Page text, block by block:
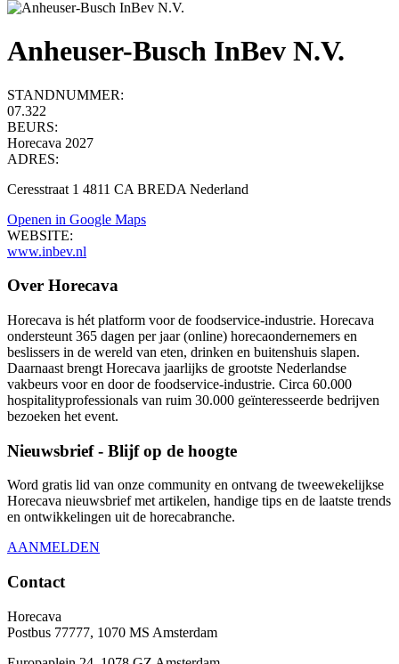
Anheuser-Busch InBev N.V.
STANDNUMMER:
07.322
BEURS:
Horecava 2027
ADRES:
Ceresstraat 1 4811 CA BREDA Nederland
Openen in Google Maps
WEBSITE:
www.inbev.nl
Over Horecava
Horecava is hét platform voor de foodservice-industrie. Horecava
ondersteunt 365 dagen per jaar (online) horecaondernemers en
beslissers in de wereld van eten, drinken en buitenshuis slapen.
Daarnaast brengt Horecava jaarlijks de grootste Nederlandse
vakbeurs voor en door de foodservice-industrie. Circa 60.000
hospitalityprofessionals van ruim 30.000 geïnteresseerde bedrijven
bezoeken het event.
Nieuwsbrief - Blijf op de hoogte
Word gratis lid van onze community en ontvang de tweewekelijkse
Horecava nieuwsbrief met artikelen, handige tips en de laatste trends
en ontwikkelingen uit de horecabranche.
AANMELDEN
Contact
Horecava
Postbus 77777, 1070 MS Amsterdam